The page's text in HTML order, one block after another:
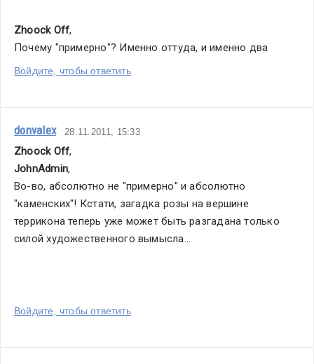
Zhoock Off,
Почему "примерно"? Именно оттуда, и именно два
Войдите, чтобы ответить
donvalex 28.11.2011, 15:33
Zhoock Off,
JohnAdmin,
Во-во, абсолютно не "примерно" и абсолютно
"каменских"! Кстати, загадка розы на вершине
террикона теперь уже может быть разгадана только
силой художественного вымысла...
Войдите, чтобы ответить